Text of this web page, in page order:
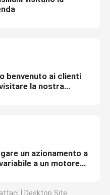
benvenuto ai clienti
la nostra
un azionamento a
a un motore
Desktop Site